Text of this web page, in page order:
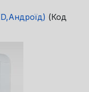
(Код